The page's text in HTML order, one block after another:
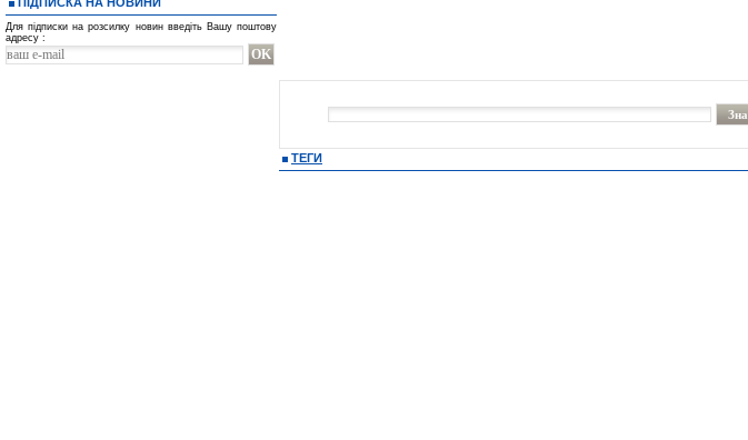
ТЕГИ
Для підписки на розсилку новин введіть Вашу поштову
адресу :